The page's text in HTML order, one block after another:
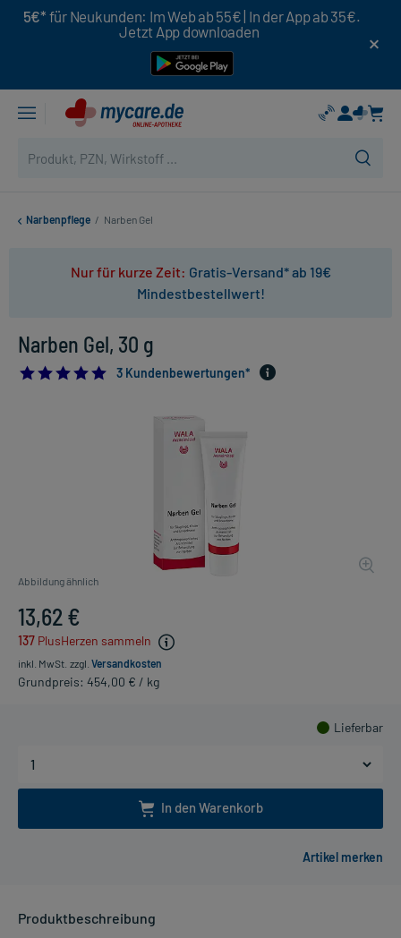
5€* für Neukunden: Im Web ab 55€ | In der App ab 35€.
Jetzt App downloaden
Narbenpflege / Narben Gel
Nur für kurze Zeit: Gratis-Versand* ab 19€
Mindestbestellwert!
Narben Gel, 30 g
5.0
3 Kundenbewertungen*
Abbildung ähnlich
13,62 €
137 PlusHerzen sammeln
inkl. MwSt. zzgl. Versandkosten
Grundpreis: 454,00 € / kg
Lieferbar
In den Warenkorb
Produktbeschreibung